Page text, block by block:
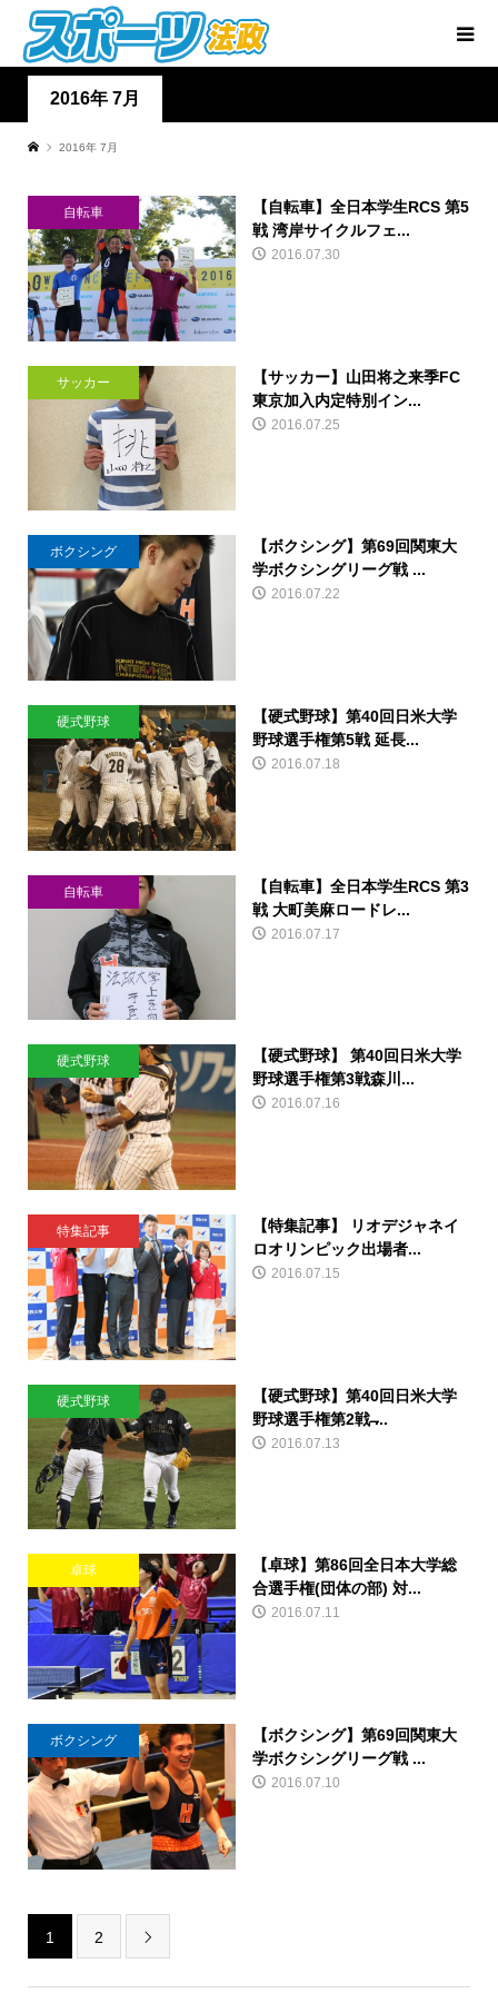
2016年 7月
2016年 7月
自転車
【自転車】全日本学生RCS 第5
戦 湾岸サイクルフェ...
2016.07.30
サッカー
【サッカー】山田将之来季FC
東京加入内定特別イン...
2016.07.25
ボクシング
【ボクシング】第69回関東大
学ボクシングリーグ戦 ...
2016.07.22
硬式野球
【硬式野球】第40回日米大学
野球選手権第5戦 延長...
2016.07.18
自転車
【自転車】全日本学生RCS 第3
戦 大町美麻ロードレ...
2016.07.17
硬式野球
【硬式野球】 第40回日米大学
野球選手権第3戦森川...
2016.07.16
特集記事
【特集記事】 リオデジャネイ
ロオリンピック出場者...
2016.07.15
硬式野球
【硬式野球】第40回日米大学
野球選手権第2戦 ̶...
2016.07.13
卓球
【卓球】第86回全日本大学総
合選手権(団体の部) 対...
2016.07.11
ボクシング
【ボクシング】第69回関東大
学ボクシングリーグ戦 ...
2016.07.10
1 2 